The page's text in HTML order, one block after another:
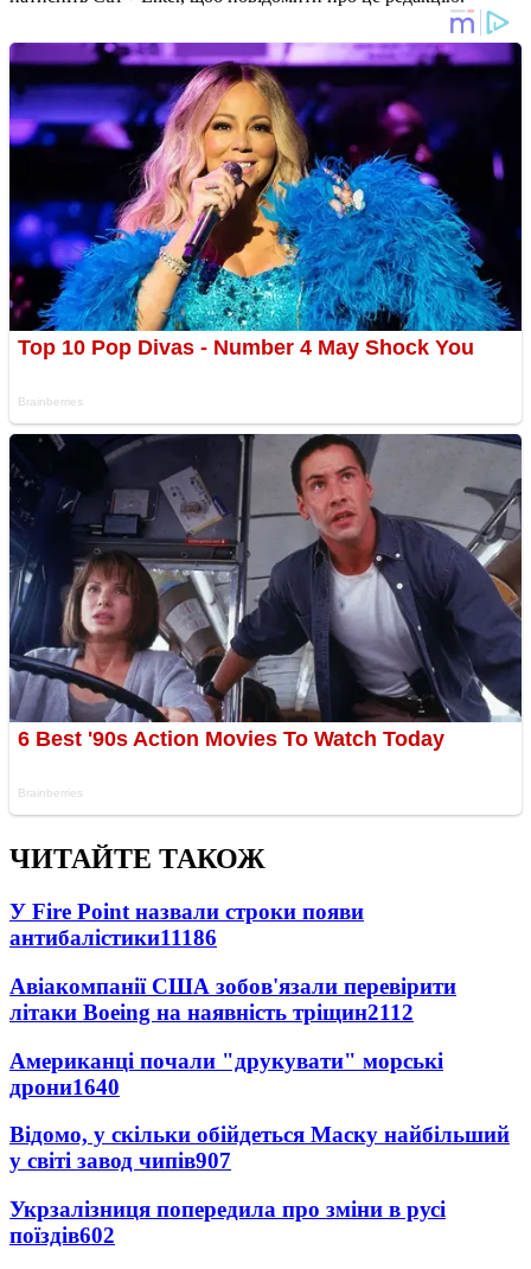
ЧИТАЙТЕ ТАКОЖ
У Fire Point назвали строки появи
антибалістики11186
Авіакомпанії США зобов'язали перевірити
літаки Boeing на наявність тріщин2112
Американці почали "друкувати" морські
дрони1640
Відомо, у скільки обійдеться Маску найбільший
у світі завод чипів907
Укрзалізниця попередила про зміни в русі
поїздів602